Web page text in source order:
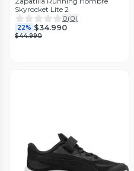
Skyrocket Lite 2
0(0)
22% $34.990
$44.990